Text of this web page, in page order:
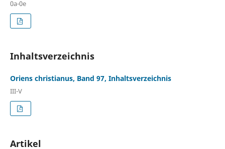
0a-0e
Inhaltsverzeichnis
Oriens christianus, Band 97, Inhaltsverzeichnis
III-V
Artikel